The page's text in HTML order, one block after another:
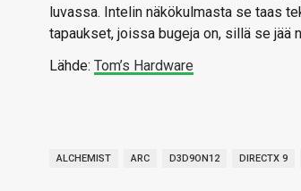
luvassa. Intelin näkökulmasta se taas
tapaukset, joissa bugeja on, sillä se jää
Lähde: Tom’s Hardware
ALCHEMIST ARC D3D9ON12 DIRECTX 9